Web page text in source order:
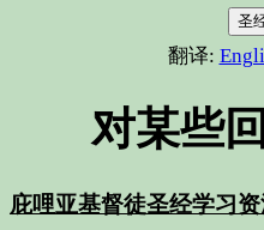
圣
翻译:
对某些
庇哩亚基督徒圣经学习